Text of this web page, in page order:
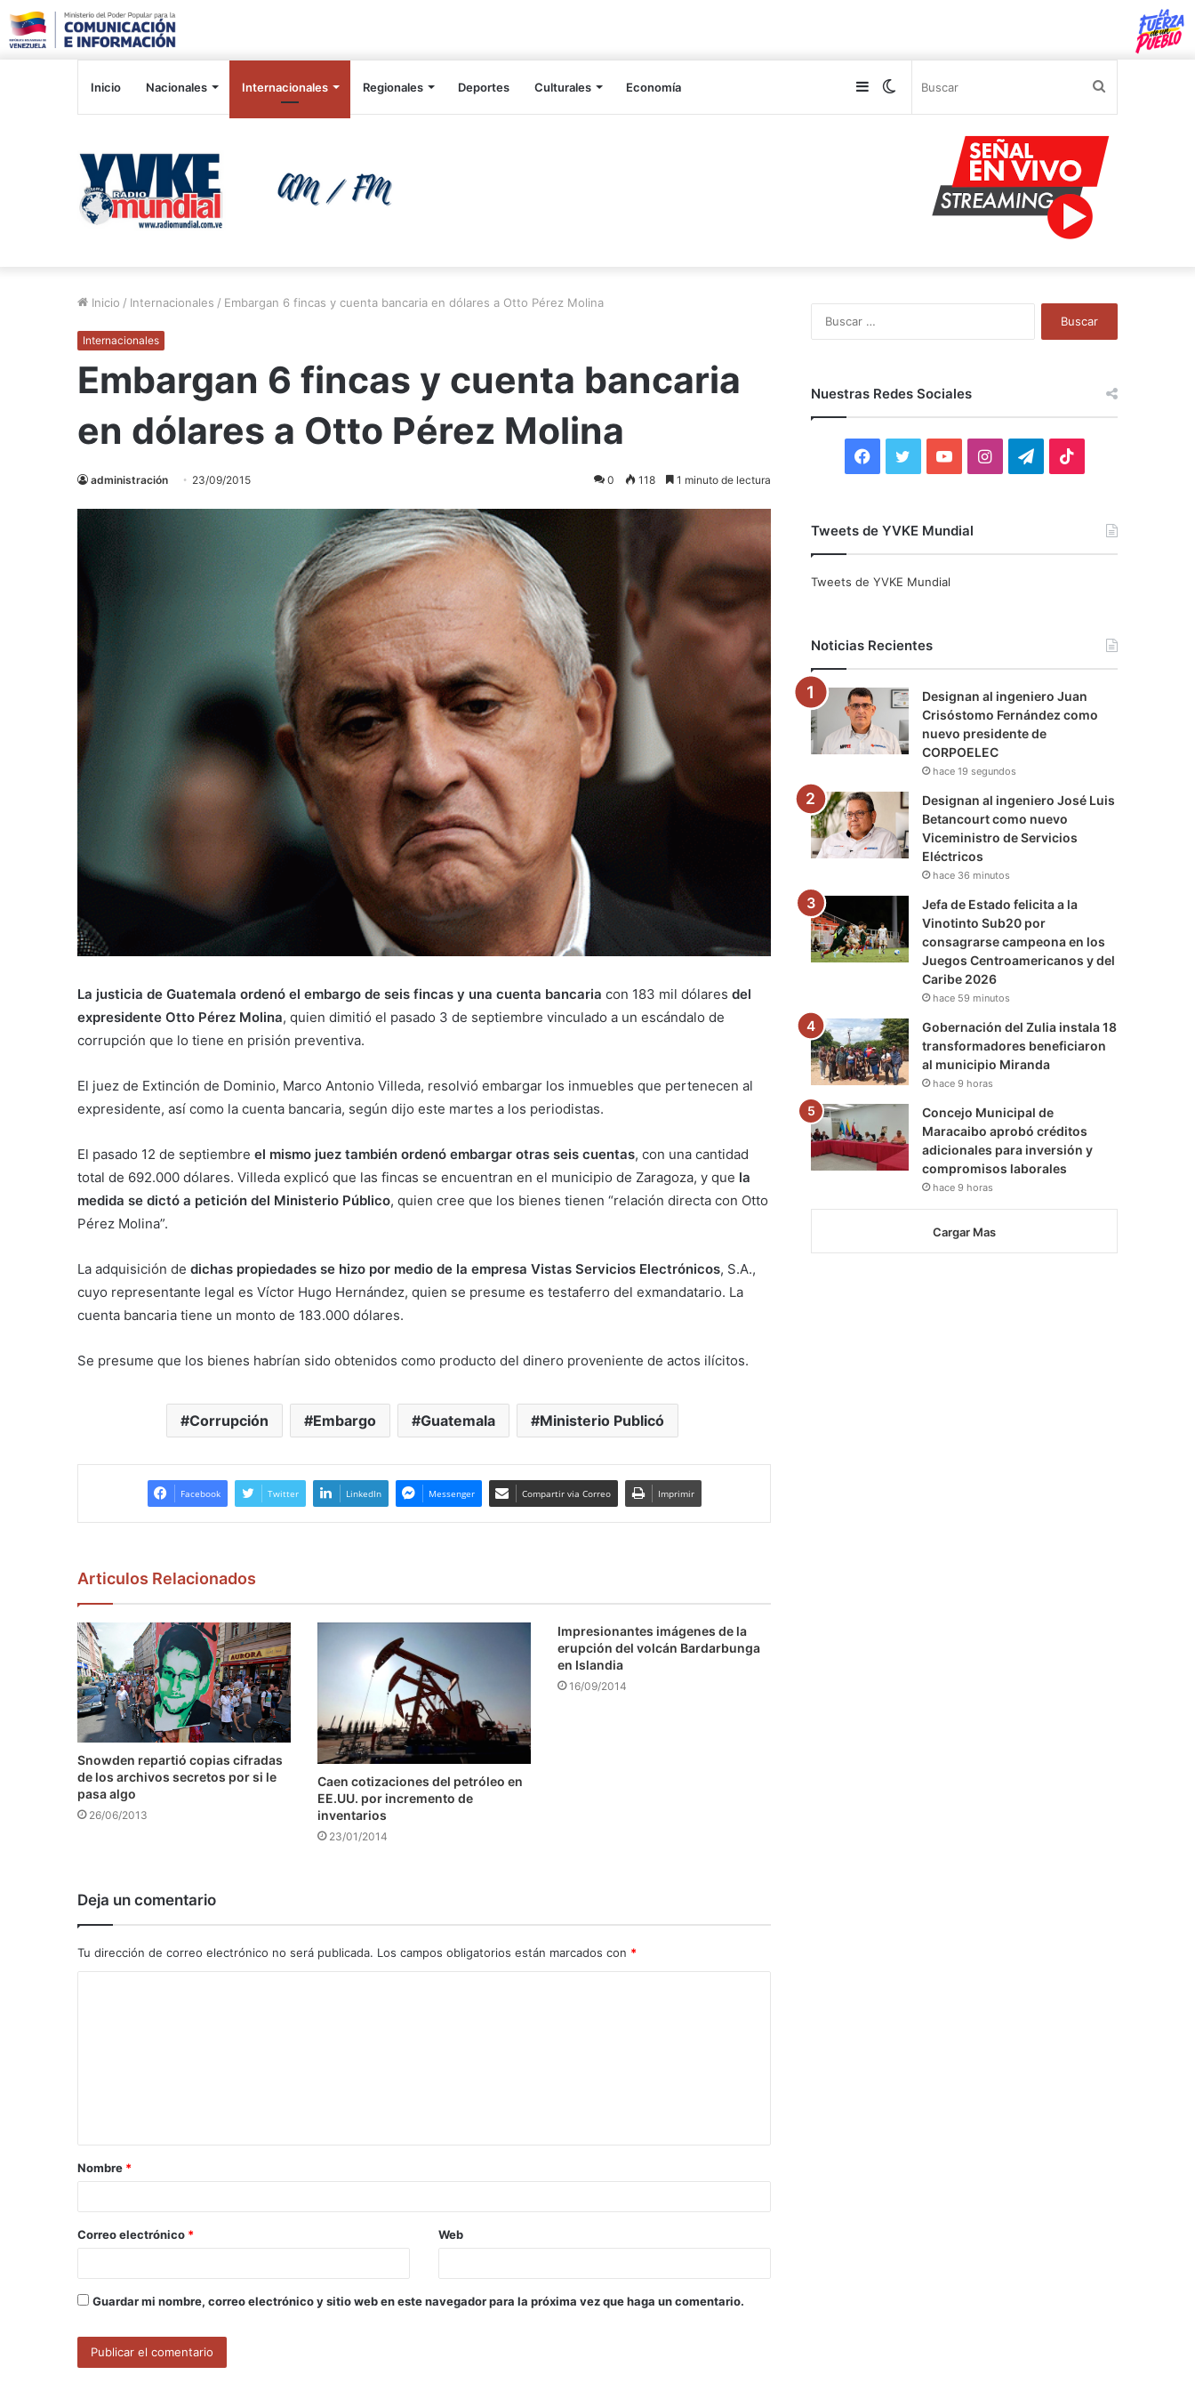
Inicio Nacionales Internacionales Regionales Deportes Culturales Economía Switch
Sidebar
Inicio / Internacionales / Embargan 6 fincas y cuenta bancaria en dólares a Otto Pérez Molina
Internacionales
Embargan 6 fincas y cuenta bancaria
en dólares a Otto Pérez Molina
administración 23/09/2015 0 118 1 minuto de lectura
La justicia de Guatemala ordenó el embargo de seis fincas y una cuenta bancaria con 183 mil dólares del
expresidente Otto Pérez Molina, quien dimitió el pasado 3 de septiembre vinculado a un escándalo de
corrupción que lo tiene en prisión preventiva.
El juez de Extinción de Dominio, Marco Antonio Villeda, resolvió embargar los inmuebles que pertenecen al
expresidente, así como la cuenta bancaria, según dijo este martes a los periodistas.
El pasado 12 de septiembre el mismo juez también ordenó embargar otras seis cuentas, con una cantidad
total de 692.000 dólares. Villeda explicó que las fincas se encuentran en el municipio de Zaragoza, y que la
medida se dictó a petición del Ministerio Público, quien cree que los bienes tienen “relación directa con Otto
Pérez Molina”.
La adquisición de dichas propiedades se hizo por medio de la empresa Vistas Servicios Electrónicos, S.A.,
cuyo representante legal es Víctor Hugo Hernández, quien se presume es testaferro del exmandatario. La
cuenta bancaria tiene un monto de 183.000 dólares.
Se presume que los bienes habrían sido obtenidos como producto del dinero proveniente de actos ilícitos.
Corrupción Embargo Guatemala Ministerio Publicó
Facebook Twitter LinkedIn Messenger Compartir via Correo Imprimir
Articulos Relacionados
Snowden repartió copias cifradas
de los archivos secretos por si le
pasa algo
26/06/2013
Caen cotizaciones del petróleo en
EE.UU. por incremento de
inventarios
23/01/2014
Impresionantes imágenes de la
erupción del volcán Bardarbunga
en Islandia
16/09/2014
Deja un comentario
Tu dirección de correo electrónico no será publicada. Los campos obligatorios están marcados con *
a
r
*
Nombre *
Correo electrónico * Web
Guardar mi nombre, correo electrónico y sitio web en este navegador para la próxima vez que haga un comentario.
Nuestras Redes Sociales
F
c
o
k
i
r
Y
u
e
I
r
a
m
T
a
m
Tweets de YVKE Mundial
Tweets de YVKE Mundial
Noticias Recientes
Designan al ingeniero Juan
Crisóstomo Fernández como
nuevo presidente de
CORPOELEC
hace 19 segundos
Designan al ingeniero José Luis
Betancourt como nuevo
Viceministro de Servicios
Eléctricos
hace 36 minutos
Jefa de Estado felicita a la
Vinotinto Sub20 por
consagrarse campeona en los
Juegos Centroamericanos y del
Caribe 2026
hace 59 minutos
Gobernación del Zulia instala 18
transformadores beneficiaron
al municipio Miranda
hace 9 horas
Concejo Municipal de
Maracaibo aprobó créditos
adicionales para inversión y
compromisos laborales
hace 9 horas
Cargar Mas